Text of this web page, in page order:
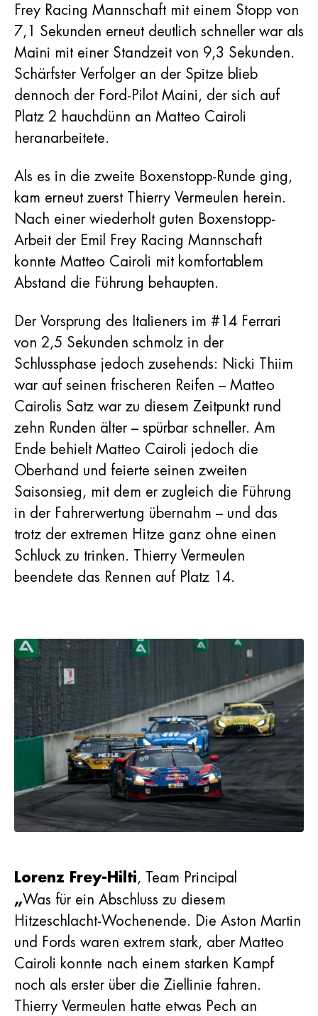
Frey Racing Mannschaft mit einem Stopp von
7,1 Sekunden erneut deutlich schneller war als
Maini mit einer Standzeit von 9,3 Sekunden.
Schärfster Verfolger an der Spitze blieb
dennoch der Ford-Pilot Maini, der sich auf
Platz 2 hauchdünn an Matteo Cairoli
heranarbeitete.
Als es in die zweite Boxenstopp-Runde ging,
kam erneut zuerst Thierry Vermeulen herein.
Nach einer wiederholt guten Boxenstopp-
Arbeit der Emil Frey Racing Mannschaft
konnte Matteo Cairoli mit komfortablem
Abstand die Führung behaupten.
Der Vorsprung des Italieners im #14 Ferrari
von 2,5 Sekunden schmolz in der
Schlussphase jedoch zusehends: Nicki Thiim
war auf seinen frischeren Reifen – Matteo
Cairolis Satz war zu diesem Zeitpunkt rund
zehn Runden älter – spürbar schneller. Am
Ende behielt Matteo Cairoli jedoch die
Oberhand und feierte seinen zweiten
Saisonsieg, mit dem er zugleich die Führung
in der Fahrerwertung übernahm – und das
trotz der extremen Hitze ganz ohne einen
Schluck zu trinken. Thierry Vermeulen
beendete das Rennen auf Platz 14.
Lorenz Frey-Hilti, Team Principal
„Was für ein Abschluss zu diesem
Hitzeschlacht-Wochenende. Die Aston Martin
und Fords waren extrem stark, aber Matteo
Cairoli konnte nach einem starken Kampf
noch als erster über die Ziellinie fahren.
Thierry Vermeulen hatte etwas Pech an